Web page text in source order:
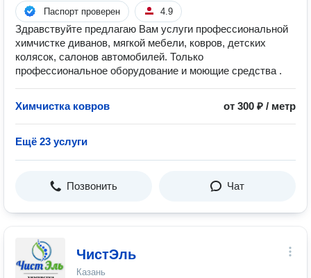
Паспорт проверен 4.9
Здравствуйте предлагаю Вам услуги профессиональной
химчистке диванов, мягкой мебели, ковров, детских
колясок, салонов автомобилей. Только
профессиональное оборудование и моющие средства .
Химчистка ковров от 300 ₽ / метр
Ещё 23 услуги
Позвонить Чат
ЧистЭль
Казань